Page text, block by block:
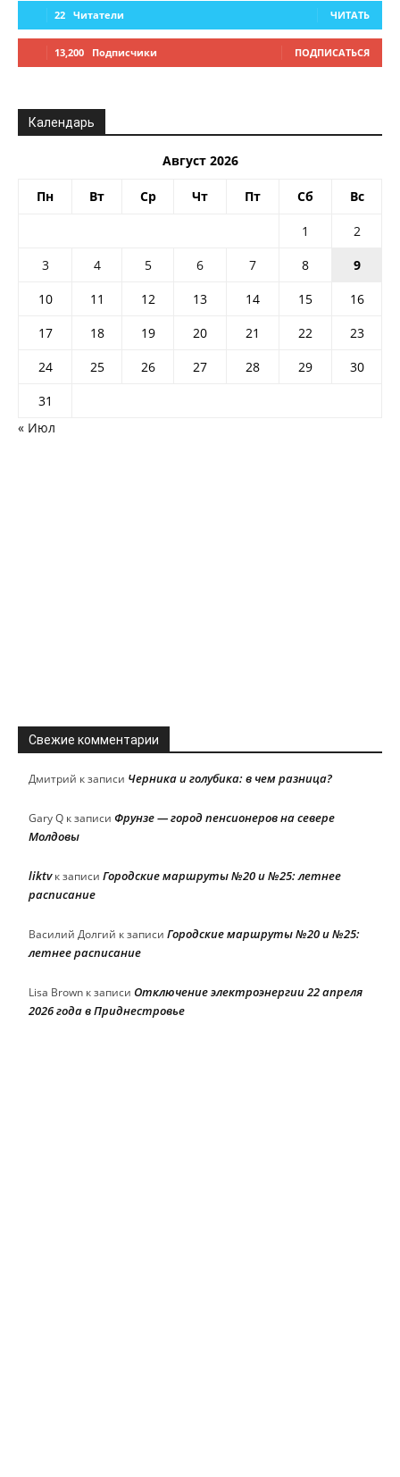
22 Читатели ЧИТАТЬ
13,200 Подписчики ПОДПИСАТЬСЯ
Календарь
Август 2026
Пн Вт Ср Чт Пт Сб Вс
1
2
3
4 5 6 7 8
9
10
11 12 13 14 15
16
17
18 19 20 21 22
23
24
25 26 27 28 29
30
31
« Июл
Свежие комментарии
Дмитрий к записи Черника и голубика: в чем разница?
Gary Q к записи Фрунзе — город пенсионеров на севере
Молдовы
liktvк записи Городские маршруты №20 и №25: летнее
расписание
Василий Долгий к записи Городские маршруты №20 и №25:
летнее расписание
Lisa Brown к записи Отключение электроэнергии 22 апреля
2026 года в Приднестровье